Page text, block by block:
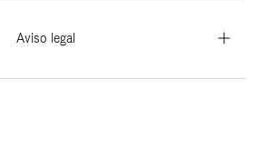
Aviso legal